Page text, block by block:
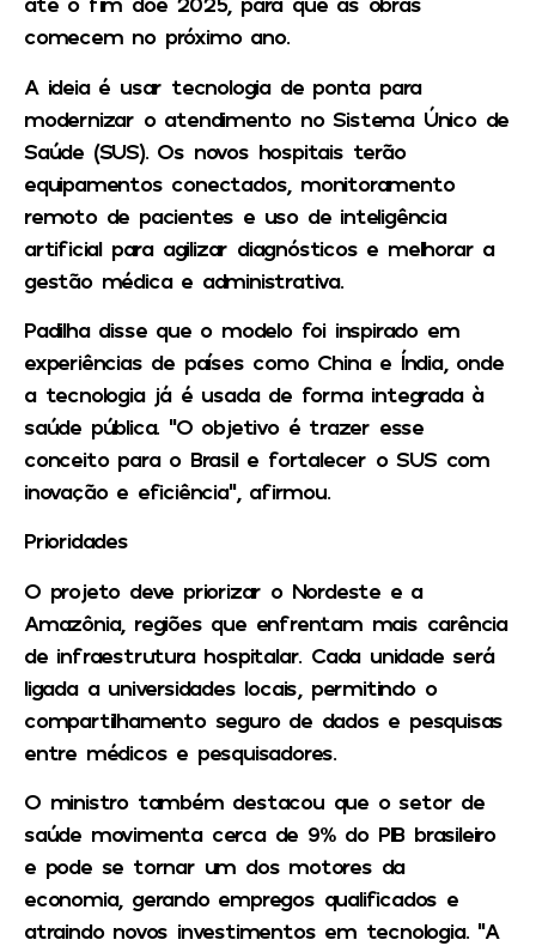
comecem no próximo ano.
A ideia é usar tecnologia de ponta para
modernizar o atendimento no Sistema Único de
Saúde (SUS). Os novos hospitais terão
equipamentos conectados, monitoramento
remoto de pacientes e uso de inteligência
artificial para agilizar diagnósticos e melhorar a
gestão médica e administrativa.
Padilha disse que o modelo foi inspirado em
experiências de países como China e Índia, onde
a tecnologia já é usada de forma integrada à
saúde pública. “O objetivo é trazer esse
conceito para o Brasil e fortalecer o SUS com
inovação e eficiência”, afirmou.
Prioridades
O projeto deve priorizar o Nordeste e a
Amazônia, regiões que enfrentam mais carência
de infraestrutura hospitalar. Cada unidade será
ligada a universidades locais, permitindo o
compartilhamento seguro de dados e pesquisas
entre médicos e pesquisadores.
O ministro também destacou que o setor de
saúde movimenta cerca de 9% do PIB brasileiro
e pode se tornar um dos motores da
economia, gerando empregos qualificados e
atraindo novos investimentos em tecnologia. “A